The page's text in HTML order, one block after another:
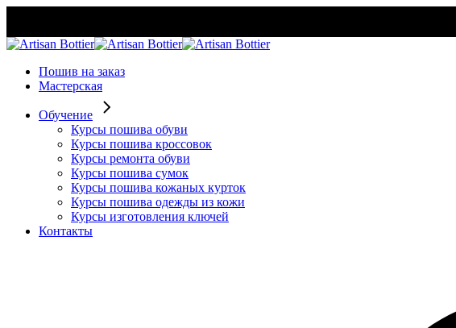
the
Пошив на заказ
Мастерская
Обучение
Курсы пошива обуви
Курсы пошива кроссовок
Курсы ремонта обуви
Курсы пошива сумок
Курсы пошива кожаных курток
Курсы пошива одежды из кожи
Курсы изготовления ключей
Контакты